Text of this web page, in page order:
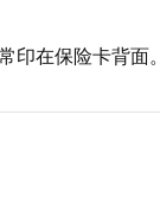
印在保险卡背面。